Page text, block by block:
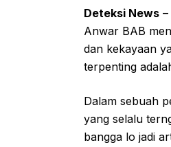
Deteksi News
Anwar BAB
dan kekayaan
terpenting
Dalam sebuah
yang selalu
bangga lo jadi